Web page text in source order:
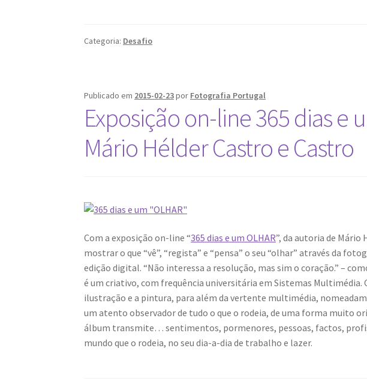
um
Categoria: Desafio
Publicado em 2015-02-23por Fotografia Portugal
Exposição on-line 365 dias e
Mário Hélder Castro e Castro
Com a exposição on-line “365 dias e um OLHAR”, da autoria de
mostrar o que “vê”, “regista” e “pensa” o seu “olhar” através da
edição digital. “Não interessa a resolução, mas sim o coração.” –
é um criativo, com frequência universitária em Sistemas Multimédia.
ilustração e a pintura, para além da vertente multimédia,
um atento observador de tudo o que o rodeia, de uma forma muito
álbum transmite… sentimentos, pormenores, pessoas, factos,
mundo que o rodeia, no seu dia-a-dia de trabalho e lazer.